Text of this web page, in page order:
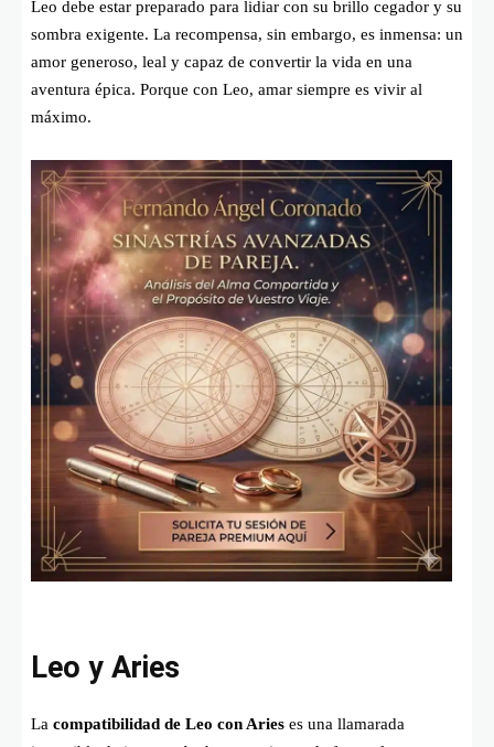
Leo debe estar preparado para lidiar con su brillo cegador y su
sombra exigente. La recompensa, sin embargo, es inmensa: un
amor generoso, leal y capaz de convertir la vida en una
aventura épica. Porque con Leo, amar siempre es vivir al
máximo.
Leo y Aries
La compatibilidad de Leo con Aries es una llamarada